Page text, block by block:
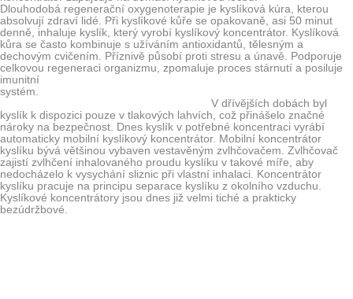
Dlouhodobá regenerační oxygenoterapie je kyslíková kúra, kterou
absolvují zdraví lidé. Při kyslíkové kůře se opakovaně, asi 50 minut
denně, inhaluje kyslík, který vyrobí kyslíkový koncentrátor. Kyslíková
kůra se často kombinuje s užíváním antioxidantů, tělesným a
dechovým cvičením. Příznivě působí proti stresu a únavě. Podporuje
celkovou regeneraci organizmu, zpomaluje proces stárnutí a posiluje
imunitní
systém.
V dřívějších dobách byl
kyslík k dispozici pouze v tlakových lahvích, což přinášelo značné
nároky na bezpečnost. Dnes kyslík v potřebné koncentraci vyrábí
automaticky mobilní kyslíkový koncentrátor. Mobilní koncentrátor
kyslíku bývá většinou vybaven vestavěným zvlhčovačem. Zvlhčovač
zajistí zvlhčení inhalovaného proudu kyslíku v takové míře, aby
nedocházelo k vysychání sliznic při vlastní inhalaci. Koncentrátor
kyslíku pracuje na principu separace kyslíku z okolního vzduchu.
Kyslíkové koncentrátory jsou dnes již velmi tiché a prakticky
bezúdržbové.